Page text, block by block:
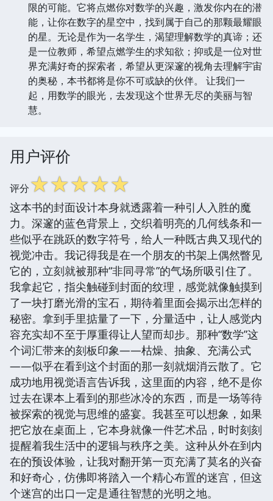
限的可能。它将点燃你对数学的兴趣，激发你内在的潜
能，让你在数字的星空中，找到属于自己的那颗最耀眼
的星。无论是作为一名学生，渴望理解数学的真谛；还
是一位教师，希望点燃学生的求知欲；抑或是一位对世
界充满好奇的探索者，希望从更深邃的视角去理解宇宙
的奥秘，本书都将是你不可或缺的伙伴。 让我们一
起，用数学的眼光，去发现这个世界无尽的美丽与智
慧。
用户评价
评分☆☆☆☆☆
这本书的封面设计本身就透露着一种引人入胜的魔
力。深邃的蓝色背景上，交织着明亮的几何线条和一
些似乎在跳跃的数字符号，给人一种既古典又现代的
视觉冲击。我记得我是在一个朋友的书架上偶然瞥见
它的，立刻就被那种“非同寻常”的气场所吸引住了。
我拿起它，指尖触碰到封面的纹理，感觉就像触摸到
了一块打磨光滑的宝石，期待着里面会揭示出怎样的
秘密。拿到手里掂量了一下，分量适中，让人感觉内
容充实却不至于厚重得让人望而却步。那种“数学”这
个词汇带来的刻板印象——枯燥、抽象、充满公式
——似乎在看到这个封面的那一刻就烟消云散了。它
成功地用视觉语言告诉我，这里面的内容，绝不是你
过去在课本上看到的那些冰冷的东西，而是一场等待
被探索的视觉与思维的盛宴。我甚至可以想象，如果
把它放在桌面上，它本身就像一件艺术品，时时刻刻
提醒着我生活中的逻辑与秩序之美。这种从外在到内
在的预设体验，让我对翻开第一页充满了莫名的兴奋
和好奇心，仿佛即将踏入一个精心布置的迷宫，但这
个迷宫的出口一定是通往智慧的光明之地。